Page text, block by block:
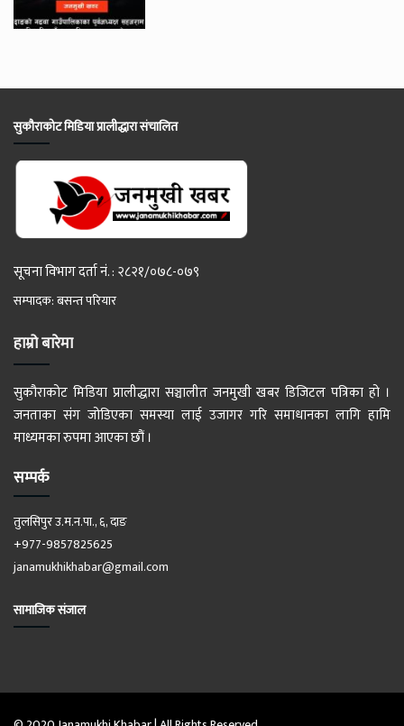
सुकौराकोट मिडिया प्रालीद्धारा संचालित
सूचना विभाग दर्ता नं. : २८२१/०७८-०७९
सम्पादक: बसन्त परियार
हाम्रो बारेमा
सुकौराकोट मिडिया प्रालीद्धारा सञ्चालीत जनमुखी खबर डिजिटल पत्रिका हो ।
जनताका संग जोडिएका समस्या लाई उजागर गरि समाधानका लागि हामि
माध्यमका रुपमा आएका छौं ।
सम्पर्क
तुलसिपुर उ.म.न.पा., ६, दाङ
+977-9857825625
janamukhikhabar@gmail.com
सामाजिक संजाल